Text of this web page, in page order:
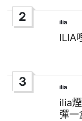
2
Posted
in
ilia
ILIA
3
Posted
in
ilia
ilia
彈一